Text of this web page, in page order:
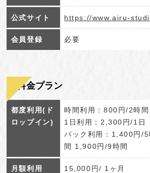
公式サイト https://www.airu-
会員登録 必要
料金プラン
都度利用(ド
ロップイン)
時間利用：800円/2時間
1日利用：2,300円/1日
パック利用：1,400円/
間 1,900円/9時間
月額利用 15,000円/ 1ヶ月